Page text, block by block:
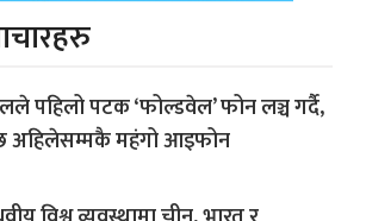
पहिलो पटक ‘फोल्डवेल’ फोन लञ्च गर्दै,
अहिलेसम्मकै महंगो आइफोन